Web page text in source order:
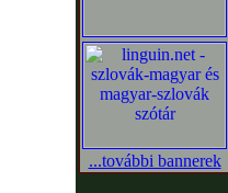
...további bannerek